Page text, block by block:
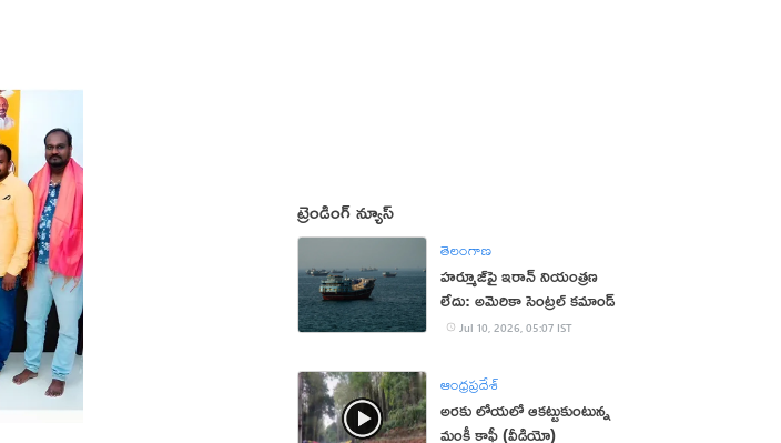
ట్రెండింగ్ న్యూస్
తెలంగాణ
హర్మూజ్‌పై ఇరాన్‌ నియంత్రణ
లేదు: అమెరికా సెంట్రల్‌ కమాండ్‌
Jul 10, 2026, 05:07 IST
ఆంధ్రప్రదేశ్
అరకు లోయలో ఆకట్టుకుంటున్న
మంకీ కాఫీ (వీడియో)